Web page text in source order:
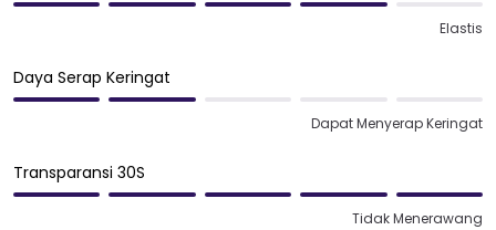
Elastis
Daya Serap Keringat
Dapat Menyerap Keringat
Transparansi 30S
Tidak Menerawang